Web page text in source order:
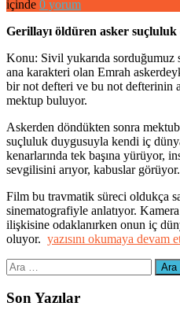
içinde 0 yorum
Gerillayı öldüren asker suçluluk
Konu: Sivil yukarıda sorduğumuz
ana karakteri olan Emrah
bir not defteri ve bu not defterinin
mektup buluyor.
Askerden döndükten sonra
suçluluk duygusuyla kendi iç
kenarlarında tek başına yürüyor,
sevgilisini arıyor, kabuslar görüyor.
Film bu travmatik süreci oldukça
sinematografiyle anlatıyor.
ilişkisine odaklanırken onun iç
oluyor. “Sivil”
yazısını okumaya devam
Arama:
Son Yazılar